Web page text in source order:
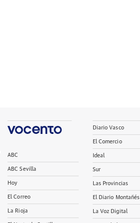
ABC
ABC Sevilla
Hoy
El Correo
La Rioja
Diario Vasco
El Comercio
Ideal
Sur
Las Provincias
El Diario Montañés
La Voz Digital